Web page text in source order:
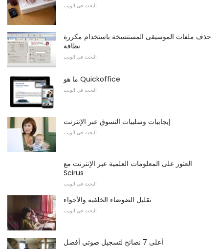
البحث في الويب
حذف ملفات الموسيقى المستنسخة باستخدام مكررة
نظافة
البحث في الويب
ما هو Quickoffice
البحث في الويب
إيجابيات وسلبيات التسوق عبر الإنترنت
البحث في الويب
العثور على المعلومات العلمية عبر الإنترنت مع
Scirus
البحث في الويب
تقليل الضوضاء الخلفية والأجواء
البحث في الويب
أعلى 7 نصائح لتسجيل صوتي أفضل